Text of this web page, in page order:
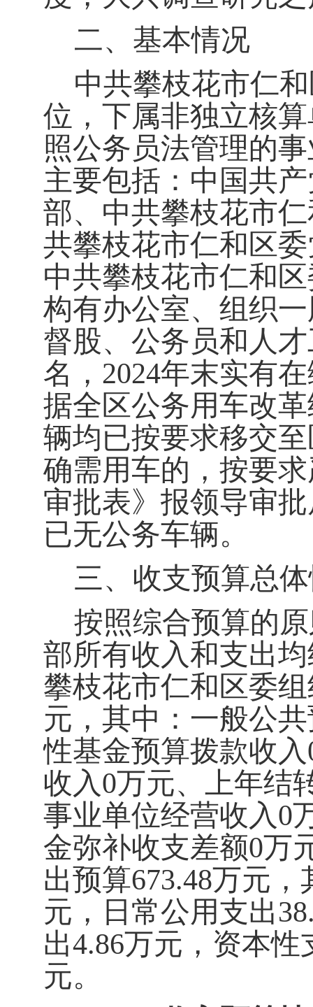
二、基本情况
中共攀枝花市仁
位，下属非独立核
照公务员法管理的
主要包括：中国共
部、中共攀枝花市
共攀枝花市仁和区
中共攀枝花市仁和
构有办公室、组织
督股、公务员和人
名，2024年末实有
据全区公务用车改
辆均已按要求移交
确需用车的，按要
审批表》报领导审
已无公务车辆。
三、收支预算总
按照综合预算的
部所有收入和支出
攀枝花市仁和区委
元，其中：一般公
性基金预算拨款收入
收入0万元、上年结
事业单位经营收入0
金弥补收支差额0万
出预算673.48万元，
元，日常公用支出3
出4.86万元， 资本性
元。